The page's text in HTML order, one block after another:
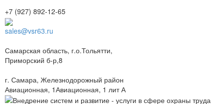
+7 (927) 892-12-65
sales@vsr63.ru
Самарская область, г.о.Тольятти,
Приморский б-р,8
г. Самара, Железнодорожный район
Авиационная, 1Авиационная, 1 лит А